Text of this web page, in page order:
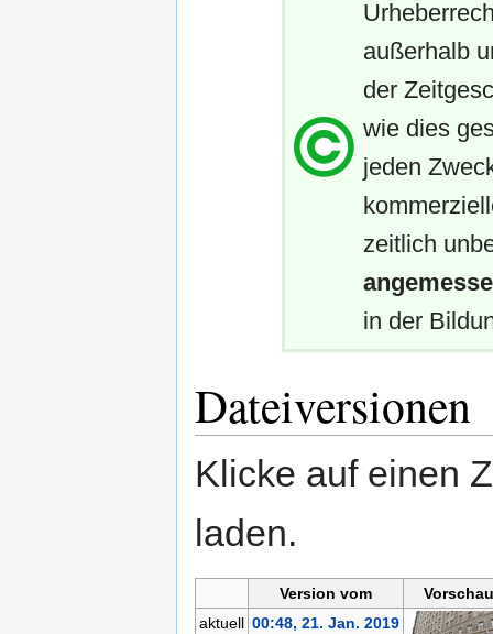
außerhalb
der
wie dies
jeden
zeitlich
in der
Dateiversionen
Klicke auf einen
laden.
Version vom
aktuell 00:48, 21. Jan. 2019